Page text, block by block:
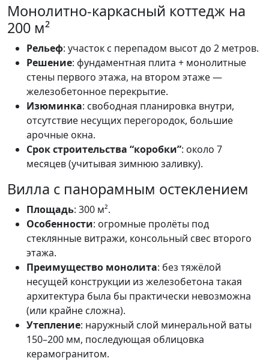
Монолитно-каркасный коттедж на
200 м²
Рельеф: участок с перепадом высот до 2 метров.
Решение: фундаментная плита + монолитные
стены первого этажа, на втором этаже —
железобетонное перекрытие.
Изюминка: свободная планировка внутри,
отсутствие несущих перегородок, большие
арочные окна.
Срок строительства “коробки”: около 7
месяцев (учитывая зимнюю заливку).
Вилла с панорамным остеклением
Площадь: 300 м².
Особенности: огромные пролёты под
стеклянные витражи, консольный свес второго
этажа.
Преимущество монолита: без тяжёлой
несущей конструкции из железобетона такая
архитектура была бы практически невозможна
(или крайне сложна).
Утепление: наружный слой минеральной ваты
150–200 мм, последующая облицовка
керамогранитом.